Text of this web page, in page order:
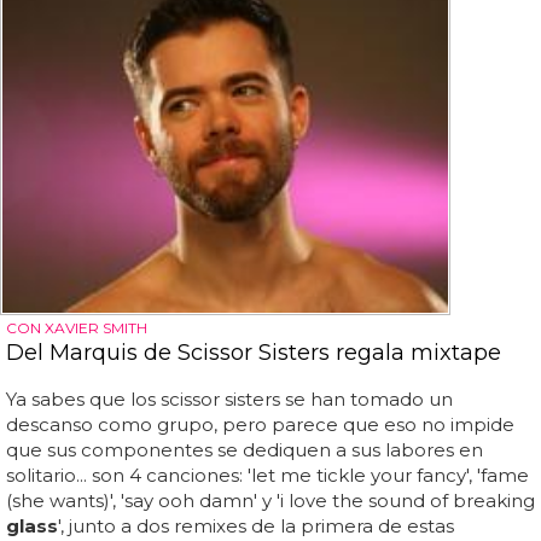
CON XAVIER SMITH
Del Marquis de Scissor Sisters regala mixtape
Ya sabes que los scissor sisters se han tomado un
descanso como grupo, pero parece que eso no impide
que sus componentes se dediquen a sus labores en
solitario... son 4 canciones: 'let me tickle your fancy', 'fame
(she wants)', 'say ooh damn' y 'i love the sound of breaking
glass', junto a dos remixes de la primera de estas